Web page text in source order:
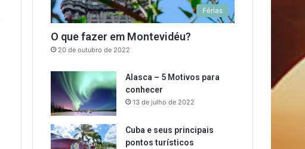
Férias
O que fazer em Montevidéu?
20 de outubro de 2022
Alasca – 5 Motivos para
conhecer
13 de julho de 2022
Cuba e seus principais
pontos turísticos